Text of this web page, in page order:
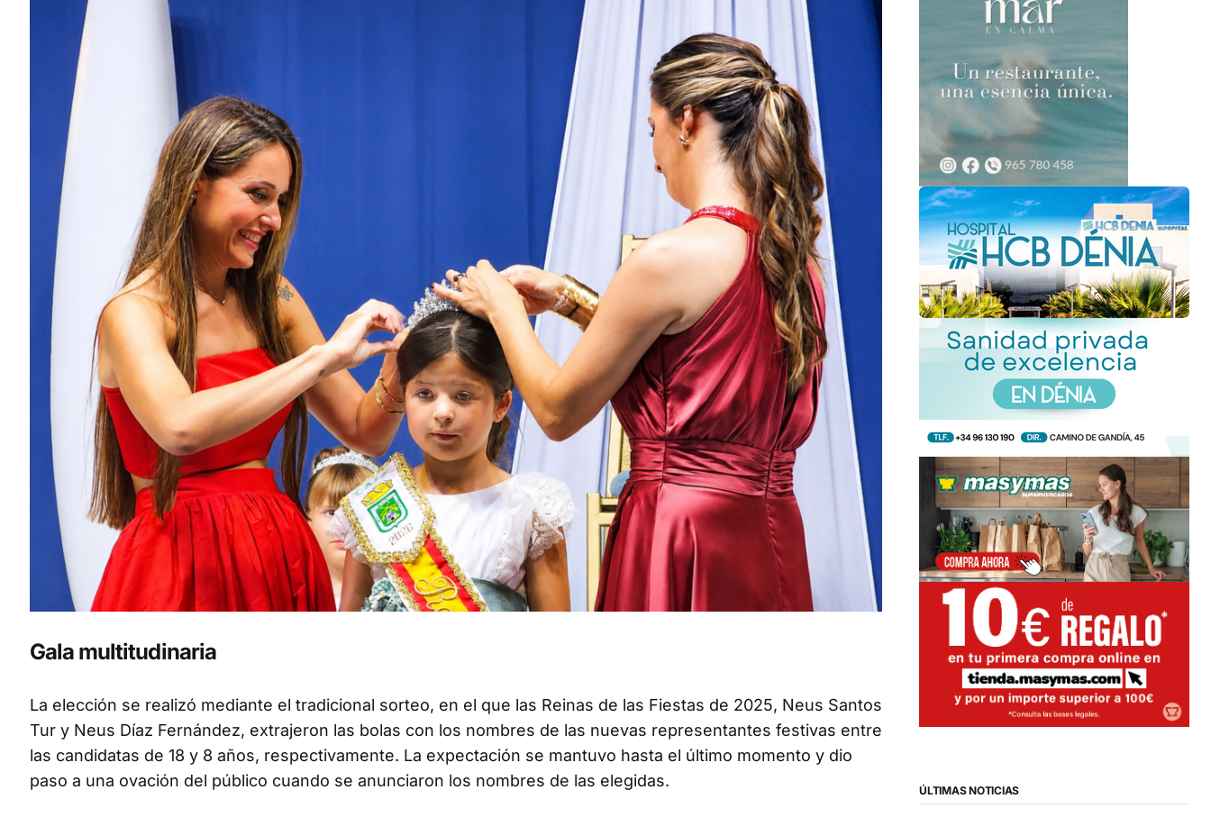
Gala multitudinaria
La elección se realizó mediante el tradicional sorteo, en el que las Reinas de las Fiestas de 2025, Neus Santos
Tur y Neus Díaz Fernández, extrajeron las bolas con los nombres de las nuevas representantes festivas entre
las candidatas de 18 y 8 años, respectivamente. La expectación se mantuvo hasta el último momento y dio
paso a una ovación del público cuando se anunciaron los nombres de las elegidas.
ÚLTIMAS NOTICIAS